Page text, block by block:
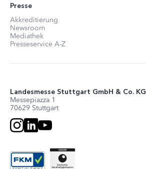
Presse
Akkreditierung
Newsroom
Mediathek
Presseservice A-Z
Landesmesse Stuttgart GmbH & Co. KG
Messepiazza 1
70629 Stuttgart